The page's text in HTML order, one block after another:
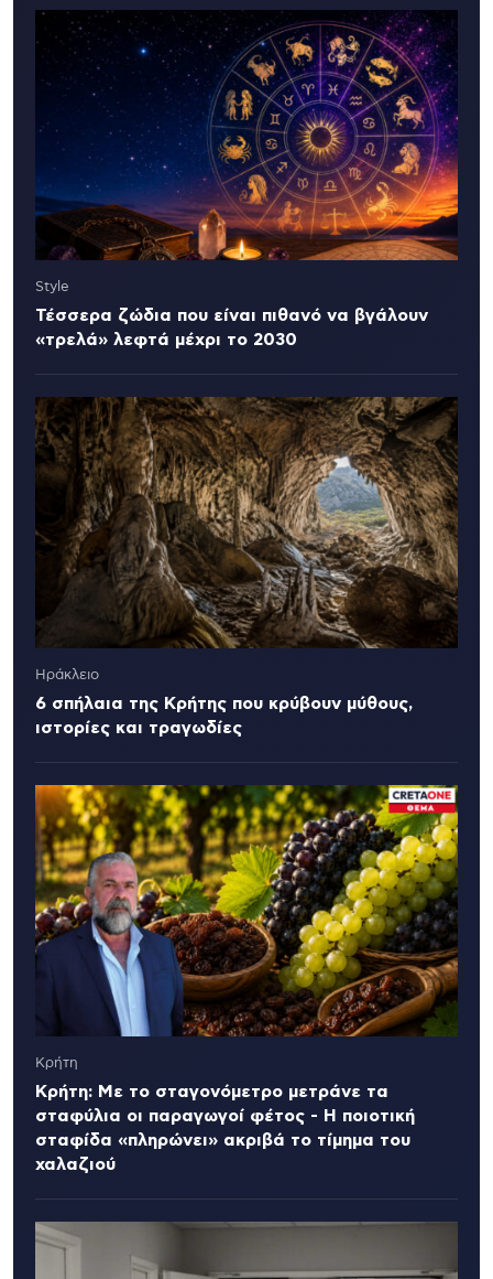
Style
Τέσσερα ζώδια που είναι πιθανό να βγάλουν
«τρελά» λεφτά μέχρι το 2030
Ηράκλειο
6 σπήλαια της Κρήτης που κρύβουν μύθους,
ιστορίες και τραγωδίες
Κρήτη
Κρήτη: Με το σταγονόμετρο μετράνε τα
σταφύλια οι παραγωγοί φέτος - Η ποιοτική
σταφίδα «πληρώνει» ακριβά το τίμημα του
χαλαζιού